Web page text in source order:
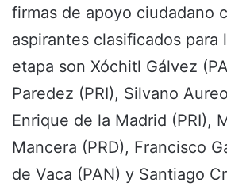
firmas de apoyo ciudadano
aspirantes clasificados para
etapa son Xóchitl Gálvez
Paredez (PRI), Silvano
Enrique de la Madrid (PRI),
Mancera (PRD), Francisco
de Vaca (PAN) y Santiago